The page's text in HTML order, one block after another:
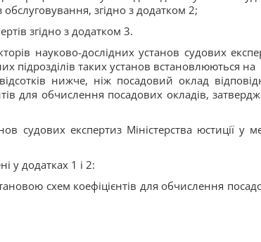
обслуговування, згідно з додатком 2;
згідно з додатком 3.
науково-дослідних установ судових
підрозділів таких установ встановлюються на
нижче, ніж посадовий оклад
для обчислення посадових окладів,
судових експертиз Міністерства юстиції у
у додатках 1 і 2:
схем коефіцієнтів для обчислення